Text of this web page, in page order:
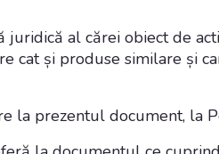
juridică al cărei obiect de
cat și produse similare și
la prezentul document, la